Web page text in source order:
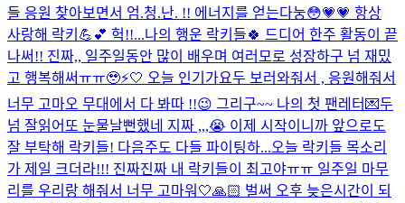
들 응원 찾아보면서 엄.청.난. !! 에너지를 얻는다눙😳💗💗 항상
사랑해 락키💪💕 헉!!...나의 행운 락키들🍀 드디어 한주 활동이 끝
나써!! 진짜,, 일주일동안 많이 배우며 여러모로 성장하구 넘 재밌
고 행복해써ㅠㅠ🥹⚡️🤍 오늘 인기가요두 보러와줘서 , 응원해줘서
너무 고마오 무대에서 다 봐따 !!😉 그리구~~ 나의 첫 팬레터💌두
넘 잘읽어또 눈물날뻔했네 지짜 ,,,😭 이제 시작이니까 앞으로도
잘 부탁해 락키들! 다음주도 다들 파이팅하...오늘 락키들 목소리
가 제일 크더라!!! 진짜진짜 내 락키들이 최고야ㅠㅠ 일주일 마무
리를 우리랑 해줘서 너무 고마워🤍🙏🏻 벌써 오후 늦은시간이 되